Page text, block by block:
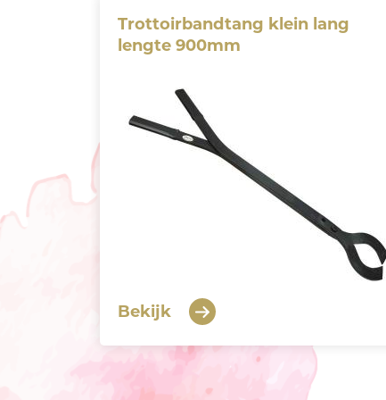
Trottoirbandtang klein lang
lengte 900mm
Bekijk